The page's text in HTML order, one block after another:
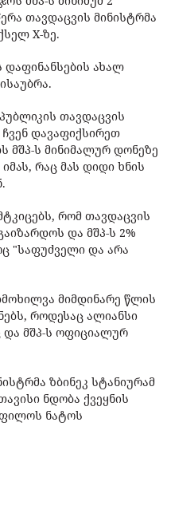
თავდაცვის მინისტრმა
X-ზე.
დაფინანსების ახალ
თავდაცვის
დავაფიქსირეთ
მშპ-ს მინიმალურ დონეზე
რაც მას დიდი ხნის
რომ თავდაცვის
და მშპ-ს 2%
"საფუძველი და არა
მიმდინარე წლის
როდესაც ალიანსი
მშპ-ს ოფიციალურ
ზბინეკ სტანიურამ
ნდობა ქვეყნის
ნატოს